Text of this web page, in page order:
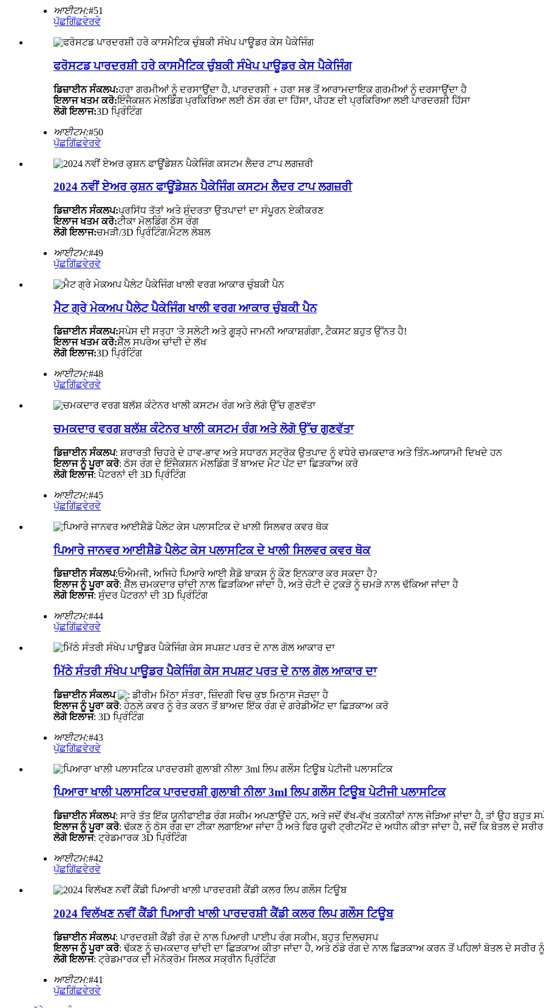
ਆਈਟਮ:#51
ਪੁੱਛਗਿੱਛਵੇਰਵੇ
ਫਰੋਸਟਡ ਪਾਰਦਰਸ਼ੀ ਹਰੇ ਕਾਸਮੈਟਿਕ ਚੁੰਬਕੀ ਸੰਖੇਪ ਪਾਊਡਰ ਕੇਸ ਪੈਕੇਜਿੰਗ
ਡਿਜ਼ਾਈਨ ਸੰਕਲਪ:ਹਰਾ ਗਰਮੀਆਂ ਨੂੰ ਦਰਸਾਉਂਦਾ ਹੈ, ਪਾਰਦਰਸ਼ੀ + ਹਰਾ ਸਭ ਤੋਂ ਆਰਾਮਦਾਇਕ ਗਰਮੀਆਂ ਨੂੰ ਦਰਸਾਉਂਦਾ ਹੈ
ਇਲਾਜ ਖਤਮ ਕਰੋ:ਇੰਜੈਕਸ਼ਨ ਮੋਲਡਿੰਗ ਪ੍ਰਕਿਰਿਆ ਲਈ ਠੋਸ ਰੰਗ ਦਾ ਹਿੱਸਾ, ਪੀਹਣ ਦੀ ਪ੍ਰਕਿਰਿਆ ਲਈ ਪਾਰਦਰਸ਼ੀ ਹਿੱਸਾ
ਲੋਗੋ ਇਲਾਜ:3D ਪ੍ਰਿੰਟਿੰਗ
ਆਈਟਮ:#50
ਪੁੱਛਗਿੱਛਵੇਰਵੇ
2024 ਨਵੀਂ ਏਅਰ ਕੁਸ਼ਨ ਫਾਊਂਡੇਸ਼ਨ ਪੈਕੇਜਿੰਗ ਕਸਟਮ ਲੈਦਰ ਟਾਪ ਲਗਜ਼ਰੀ
ਡਿਜ਼ਾਈਨ ਸੰਕਲਪ:ਪ੍ਰਸਿੱਧ ਤੱਤਾਂ ਅਤੇ ਸੁੰਦਰਤਾ ਉਤਪਾਦਾਂ ਦਾ ਸੰਪੂਰਨ ਏਕੀਕਰਣ
ਇਲਾਜ ਖਤਮ ਕਰੋ:ਟੀਕਾ ਮੋਲਡਿੰਗ ਠੋਸ ਰੰਗ
ਲੋਗੋ ਇਲਾਜ:ਚਮੜੀ/3D ਪ੍ਰਿੰਟਿੰਗ/ਮੈਟਲ ਲੇਬਲ
ਆਈਟਮ:#49
ਪੁੱਛਗਿੱਛਵੇਰਵੇ
ਮੈਟ ਗ੍ਰੇ ਮੇਕਅਪ ਪੈਲੇਟ ਪੈਕੇਜਿੰਗ ਖਾਲੀ ਵਰਗ ਆਕਾਰ ਚੁੰਬਕੀ ਪੈਨ
ਡਿਜ਼ਾਈਨ ਸੰਕਲਪ:ਸਪੇਸ ਦੀ ਸਤ੍ਹਾ 'ਤੇ ਸਲੇਟੀ ਅਤੇ ਗੂੜ੍ਹੇ ਜਾਮਨੀ ਆਕਾਸ਼ਗੰਗਾ, ਟੈਕਸਟ ਬਹੁਤ ਉੱਨਤ ਹੈ!
ਇਲਾਜ ਖਤਮ ਕਰੋ:ਸ਼ੈੱਲ ਸਪਰੇਅ ਚਾਂਦੀ ਦੇ ਲੱਖ
ਲੋਗੋ ਇਲਾਜ:3D ਪ੍ਰਿੰਟਿੰਗ
ਆਈਟਮ:#48
ਪੁੱਛਗਿੱਛਵੇਰਵੇ
ਚਮਕਦਾਰ ਵਰਗ ਬਲੱਸ਼ ਕੰਟੇਨਰ ਖਾਲੀ ਕਸਟਮ ਰੰਗ ਅਤੇ ਲੋਗੋ ਉੱਚ ਗੁਣਵੱਤਾ
ਡਿਜ਼ਾਈਨ ਸੰਕਲਪ: ਸ਼ਰਾਰਤੀ ਚਿਹਰੇ ਦੇ ਹਾਵ-ਭਾਵ ਅਤੇ ਸਧਾਰਨ ਸਟ੍ਰੋਕ ਉਤਪਾਦ ਨੂੰ ਵਧੇਰੇ ਚਮਕਦਾਰ ਅਤੇ ਤਿੰਨ-ਆਯਾਮੀ ਦਿਖਦੇ ਹਨ
ਇਲਾਜ ਨੂੰ ਪੂਰਾ ਕਰੋ: ਠੋਸ ਰੰਗ ਦੇ ਇੰਜੈਕਸ਼ਨ ਮੋਲਡਿੰਗ ਤੋਂ ਬਾਅਦ ਮੈਟ ਪੇਂਟ ਦਾ ਛਿੜਕਾਅ ਕਰੋ
ਲੋਗੋ ਇਲਾਜ: ਪੈਟਰਨਾਂ ਦੀ 3D ਪ੍ਰਿੰਟਿੰਗ
ਆਈਟਮ:#45
ਪੁੱਛਗਿੱਛਵੇਰਵੇ
ਪਿਆਰੇ ਜਾਨਵਰ ਆਈਸ਼ੈਡੋ ਪੈਲੇਟ ਕੇਸ ਪਲਾਸਟਿਕ ਦੇ ਖਾਲੀ ਸਿਲਵਰ ਕਵਰ ਥੋਕ
ਡਿਜ਼ਾਈਨ ਸੰਕਲਪ:ਓਐਮਜੀ, ਅਜਿਹੇ ਪਿਆਰੇ ਆਈ ਸ਼ੈਡੋ ਬਾਕਸ ਨੂੰ ਕੌਣ ਇਨਕਾਰ ਕਰ ਸਕਦਾ ਹੈ?
ਇਲਾਜ ਨੂੰ ਪੂਰਾ ਕਰੋ: ਸ਼ੈੱਲ ਚਮਕਦਾਰ ਚਾਂਦੀ ਨਾਲ ਛਿੜਕਿਆ ਜਾਂਦਾ ਹੈ, ਅਤੇ ਚੋਟੀ ਦੇ ਟੁਕੜੇ ਨੂੰ ਚਮੜੇ ਨਾਲ ਢੱਕਿਆ ਜਾਂਦਾ ਹੈ
ਲੋਗੋ ਇਲਾਜ: ਸੁੰਦਰ ਪੈਟਰਨਾਂ ਦੀ 3D ਪ੍ਰਿੰਟਿੰਗ
ਆਈਟਮ:#44
ਪੁੱਛਗਿੱਛਵੇਰਵੇ
ਮਿੱਠੇ ਸੰਤਰੀ ਸੰਖੇਪ ਪਾਊਡਰ ਪੈਕੇਜਿੰਗ ਕੇਸ ਸਪਸ਼ਟ ਪਰਤ ਦੇ ਨਾਲ ਗੋਲ ਆਕਾਰ ਦਾ
ਡਿਜ਼ਾਈਨ ਸੰਕਲਪ
ਰੀਮ ਮਿੱਠਾ ਸੰਤਰਾ, ਜ਼ਿੰਦਗੀ ਵਿਚ ਕੁਝ ਮਿਠਾਸ ਜੋੜਦਾ ਹੈ
ਇਲਾਜ ਨੂੰ ਪੂਰਾ ਕਰੋ: ਹੇਠਲੇ ਕਵਰ ਨੂੰ ਰੇਤ ਕਰਨ ਤੋਂ ਬਾਅਦ ਇੱਕ ਰੰਗ ਦੇ ਗਰੇਡੀਐਂਟ ਦਾ ਛਿੜਕਾਅ ਕਰੋ
ਲੋਗੋ ਇਲਾਜ: 3D ਪ੍ਰਿੰਟਿੰਗ
ਆਈਟਮ:#43
ਪੁੱਛਗਿੱਛਵੇਰਵੇ
ਪਿਆਰਾ ਖਾਲੀ ਪਲਾਸਟਿਕ ਪਾਰਦਰਸ਼ੀ ਗੁਲਾਬੀ ਨੀਲਾ 3ml ਲਿਪ ਗਲੌਸ ਟਿਊਬ ਪੇਟੀਜੀ ਪਲਾਸਟਿਕ
ਡਿਜ਼ਾਈਨ ਸੰਕਲਪ: ਸਾਰੇ ਤੱਤ ਇੱਕ ਯੂਨੀਫਾਈਡ ਰੰਗ ਸਕੀਮ ਅਪਣਾਉਂਦੇ ਹਨ, ਅਤੇ ਜਦੋਂ ਵੱਖ-ਵੱਖ ਤਕਨੀਕਾਂ ਨਾਲ ਜੋੜਿਆ ਜਾਂਦਾ ਹੈ, ਤਾਂ ਉਹ ਬਹੁਤ
ਇਲਾਜ ਨੂੰ ਪੂਰਾ ਕਰੋ: ਢੱਕਣ ਨੂੰ ਠੋਸ ਰੰਗ ਦਾ ਟੀਕਾ ਲਗਾਇਆ ਜਾਂਦਾ ਹੈ ਅਤੇ ਫਿਰ ਯੂਵੀ ਟ੍ਰੀਟਮੈਂਟ ਦੇ ਅਧੀਨ ਕੀਤਾ ਜਾਂਦਾ ਹੈ, ਜਦੋਂ ਕਿ ਬੋਤਲ ਦੇ
ਲੋਗੋ ਇਲਾਜ: ਟ੍ਰੇਡਮਾਰਕ 3D ਪ੍ਰਿੰਟਿੰਗ
ਆਈਟਮ:#42
ਪੁੱਛਗਿੱਛਵੇਰਵੇ
2024 ਵਿਲੱਖਣ ਨਵੀਂ ਕੈਂਡੀ ਪਿਆਰੀ ਖਾਲੀ ਪਾਰਦਰਸ਼ੀ ਕੈਂਡੀ ਕਲਰ ਲਿਪ ਗਲੌਸ ਟਿਊਬ
ਡਿਜ਼ਾਈਨ ਸੰਕਲਪ: ਪਾਰਦਰਸ਼ੀ ਕੈਂਡੀ ਰੰਗ ਦੇ ਨਾਲ ਪਿਆਰੀ ਪਾਈਪ ਰੰਗ ਸਕੀਮ, ਬਹੁਤ ਦਿਲਚਸਪ
ਇਲਾਜ ਨੂੰ ਪੂਰਾ ਕਰੋ: ਢੱਕਣ ਨੂੰ ਚਮਕਦਾਰ ਚਾਂਦੀ ਦਾ ਛਿੜਕਾਅ ਕੀਤਾ ਜਾਂਦਾ ਹੈ, ਅਤੇ ਠੰਡੇ ਰੰਗ ਦੇ ਨਾਲ ਛਿੜਕਾਅ ਕਰਨ ਤੋਂ ਪਹਿਲਾਂ ਬੋਤਲ ਦੇ
ਲੋਗੋ ਇਲਾਜ: ਟ੍ਰੇਡਮਾਰਕ ਦੀ ਮੋਨੋਕ੍ਰੋਮ ਸਿਲਕ ਸਕ੍ਰੀਨ ਪ੍ਰਿੰਟਿੰਗ
ਆਈਟਮ:#41
ਪੁੱਛਗਿੱਛਵੇਰਵੇ